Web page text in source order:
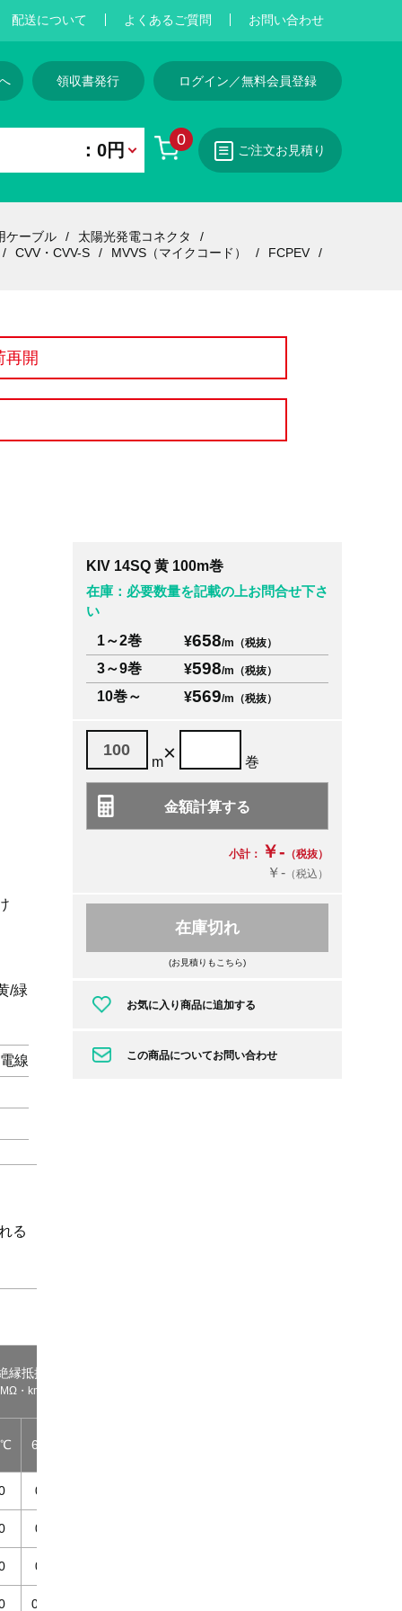
配送について よくあるご質問 お問い合わせ
領収書発行 ログイン／無料会員登録
0
：0円 ご注文お見積り
ケーブル
太陽光発電コネクタ
CVV・CVV-S MVVS（マイクコード）
FCPEV
再開
/緑
線
る
縁抵抗
MΩ・km
60℃
0.2
0.2
0.2
0.15
KIV 14SQ 黄 100m巻
在庫：必要数量を記載の上お問合せ下さ
い
1～2巻
¥658/m（税抜）
3～9巻 ¥598/m（税抜）
10巻～ ¥569/m（税抜）
m× 巻
小計： ￥- （税抜）
￥-（税込）
在庫切れ
(お見積りもこちら)
お気に入り商品に追加する
この商品についてお問い合わせ